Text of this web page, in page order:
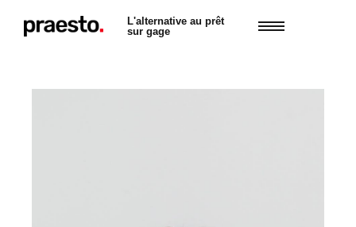
L'alternative au prêt
sur gage